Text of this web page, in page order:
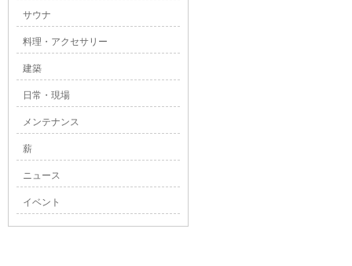
サウナ
料理・アクセサリー
建築
日常・現場
メンテナンス
薪
ニュース
イベント